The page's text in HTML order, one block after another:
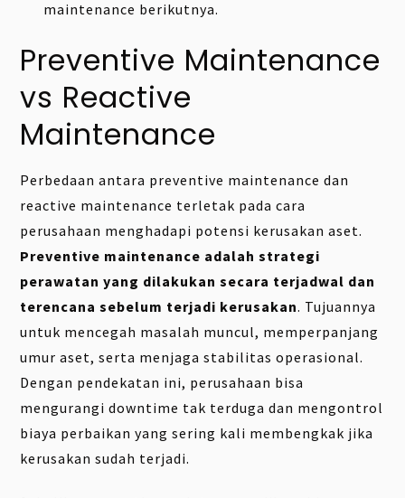
maintenance berikutnya.
Preventive Maintenance
vs Reactive
Maintenance
Perbedaan antara preventive maintenance dan
reactive maintenance terletak pada cara
perusahaan menghadapi potensi kerusakan aset.
Preventive maintenance adalah strategi
perawatan yang dilakukan secara terjadwal dan
terencana sebelum terjadi kerusakan. Tujuannya
untuk mencegah masalah muncul, memperpanjang
umur aset, serta menjaga stabilitas operasional.
Dengan pendekatan ini, perusahaan bisa
mengurangi downtime tak terduga dan mengontrol
biaya perbaikan yang sering kali membengkak jika
kerusakan sudah terjadi.